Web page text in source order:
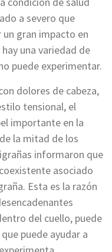
a severo que
un gran impacto en
una variedad de
puede experimentar.
dolores de cabeza,
tensional, el
importante en la
la mitad de los
informaron que
asociado
Esta es la razón
del cuello, puede
puede ayudar a